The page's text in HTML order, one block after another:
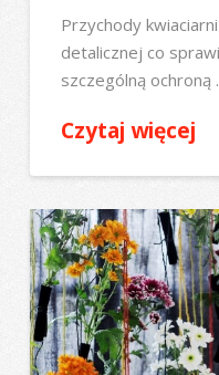
Przychody
detalicznej co
szczególną ochroną
Czytaj więcej